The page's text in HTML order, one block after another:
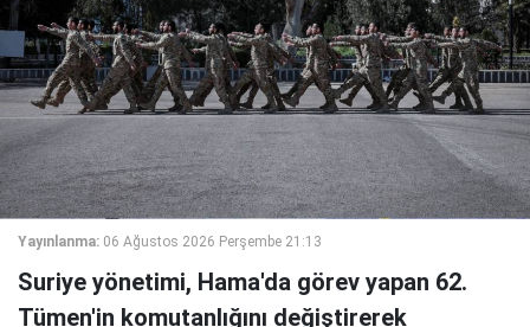
Yayınlanma: 06 Ağustos 2026 Perşembe 21:13
Suriye yönetimi, Hama'da görev yapan 62.
Tümen'in komutanlığını değiştirerek